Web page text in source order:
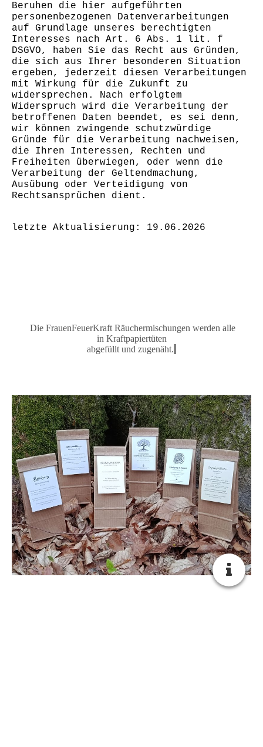
Beruhen die hier aufgeführten
personenbezogenen Datenverarbeitungen
auf Grundlage unseres berechtigten
Interesses nach Art. 6 Abs. 1 lit. f
DSGVO, haben Sie das Recht aus Gründen,
die sich aus Ihrer besonderen Situation
ergeben, jederzeit diesen Verarbeitungen
mit Wirkung für die Zukunft zu
widersprechen. Nach erfolgtem
Widerspruch wird die Verarbeitung der
betroffenen Daten beendet, es sei denn,
wir können zwingende schutzwürdige
Gründe für die Verarbeitung nachweisen,
die Ihren Interessen, Rechten und
Freiheiten überwiegen, oder wenn die
Verarbeitung der Geltendmachung,
Ausübung oder Verteidigung von
Rechtsansprüchen dient.
letzte Aktualisierung: 19.06.2026
Die FrauenFeuerKraft Räuchermischungen werden alle
in Kraftpapiertüten
abgefüllt und zugenäht.